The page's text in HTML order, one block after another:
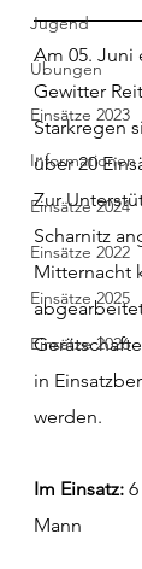
Jugend
Übungen
Einsätze 2023
Informationen
Einsätze 2024
Einsätze 2022
Einsätze 2025
Einsätze 2026
Am 05. Juni
Gewitter
Starkregen
über 20
Zur
Scharnitz
Mitternacht
in
werden.
Im Einsatz:
Mann